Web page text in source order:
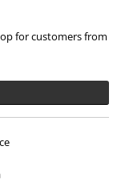
for customers from